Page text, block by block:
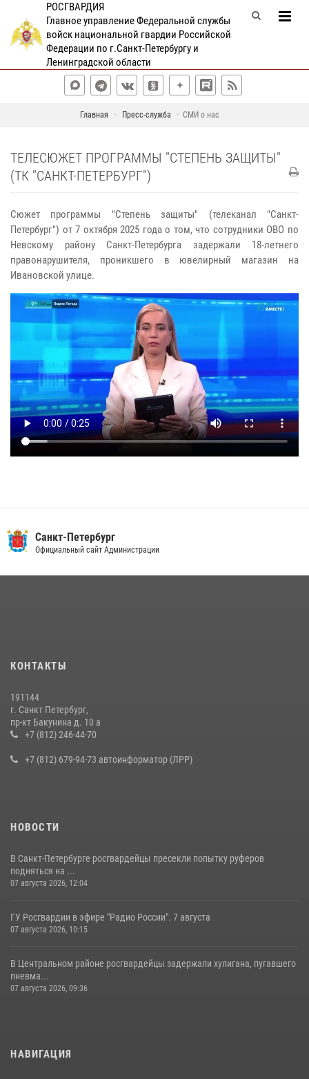
РОСГВАРДИЯ
Главное управление Федеральной службы
войск национальной гвардии Российской
Федерации по г.Санкт-Петербургу и
Ленинградской области
Главная Пресс-служба СМИ о нас
ТЕЛЕСЮЖЕТ ПРОГРАММЫ "СТЕПЕНЬ ЗАЩИТЫ"
(ТК "САНКТ-ПЕТЕРБУРГ")
Сюжет программы "Степень защиты" (телеканал "Санкт-
Петербург") от 7 октября 2025 года о том, что сотрудники ОВО по
Невскому району Санкт-Петербурга задержали 18-летнего
правонарушителя, проникшего в ювелирный магазин на
Ивановской улице.
Санкт-Петербург
Официальный сайт Администрации
КОНТАКТЫ
191144
г. Санкт Петербург,
пр-кт Бакунина д. 10 а
+7 (812) 246-44-70
+7 (812) 679-94-73 автоинформатор (ЛРР)
НОВОСТИ
В Санкт-Петербурге росгвардейцы пресекли попытку руферов
подняться на ...
07 августа 2026, 12:04
ГУ Росгвардии в эфире "Радио России". 7 августа
07 августа 2026, 10:15
В Центральном районе росгвардейцы задержали хулигана, пугавшего
пневма...
07 августа 2026, 09:36
НАВИГАЦИЯ